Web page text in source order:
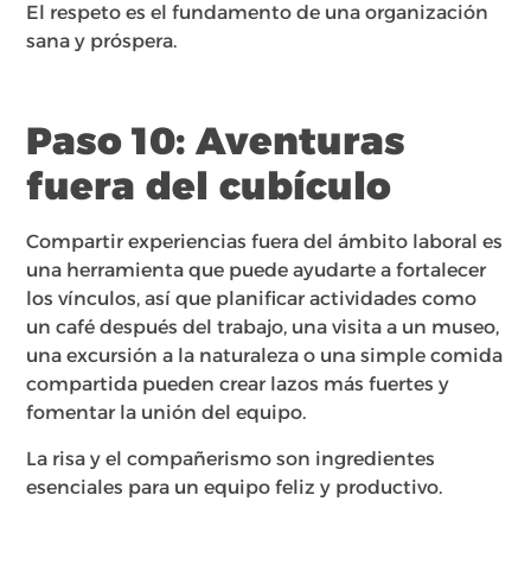
El respeto es el fundamento de una organización
sana y próspera.
Paso 10: Aventuras
fuera del cubículo
Compartir experiencias fuera del ámbito laboral es
una herramienta que puede ayudarte a fortalecer
los vínculos, así que planificar actividades como
un café después del trabajo, una visita a un museo,
una excursión a la naturaleza o una simple comida
compartida pueden crear lazos más fuertes y
fomentar la unión del equipo.
La risa y el compañerismo son ingredientes
esenciales para un equipo feliz y productivo.